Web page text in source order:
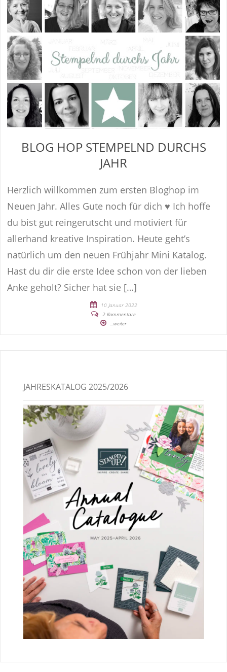
BLOG HOP STEMPELND DURCHS
JAHR
Herzlich willkommen zum ersten Bloghop im
Neuen Jahr. Alles Gute noch für dich ♥ Ich hoffe
du bist gut reingerutscht und motiviert für
allerhand kreative Inspiration. Heute geht’s
natürlich um den neuen Frühjahr Mini Katalog.
Hast du dir die erste Idee schon von der lieben
Anke geholt? Sicher hat sie […]
10 Januar 2022
2 Kommentare
...weiter
JAHRESKATALOG 2025/2026